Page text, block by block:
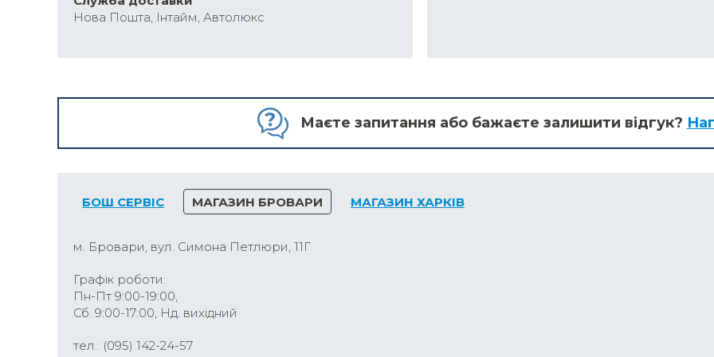
Нова Пошта, Інтайм, Автолюкс
Маєте запитання або бажаєте залишити відгук?
БОШ СЕРВІС МАГАЗИН БРОВАРИ МАГАЗИН ХАРКІВ
м. Бровари, вул. Симона Петлюри, 11Г
Графік роботи:
Пн-Пт 9:00-19:00,
Сб. 9:00-17:00, Нд. вихідний
тел.: (095) 142-24-57